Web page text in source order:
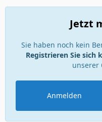
Jetzt
Sie haben noch kein
Registrieren Sie sich
unserer
Anmelden